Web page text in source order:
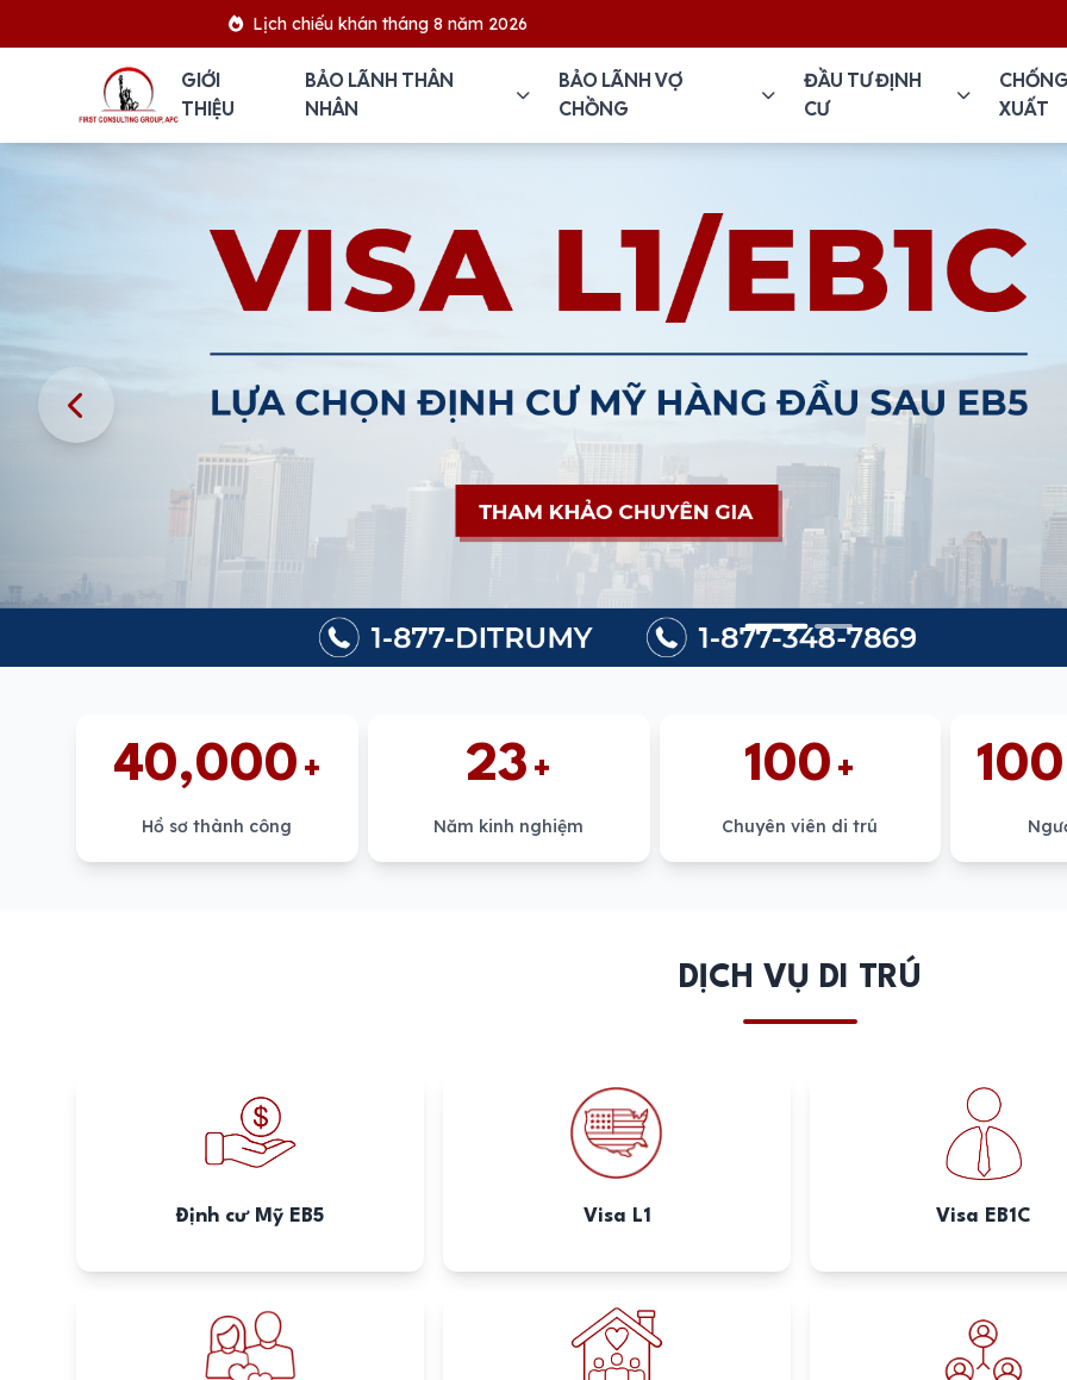
Lịch chiếu khán tháng 8 năm 2026
GIỚI
THIỆU
BẢO LÃNH THÂN
NHÂN
BẢO LÃNH VỢ
CHỒNG
ĐẦU TƯ ĐỊNH
CƯ
XUẤT
40,000 +
Hồ sơ thành công
23 +
Năm kinh nghiệm
100 +
Chuyên viên di trú
DỊCH VỤ DI TRÚ
Định cư Mỹ EB5 Visa L1 Visa EB1C